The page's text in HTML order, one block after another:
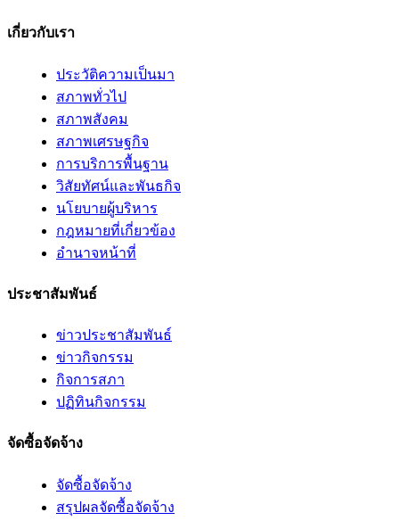
เกี่ยวกับเรา
ประวัติความเป็นมา
สภาพทั่วไป
สภาพสังคม
สภาพเศรษฐกิจ
การบริการพื้นฐาน
วิสัยทัศน์และพันธกิจ
นโยบายผู้บริหาร
กฎหมายที่เกี่ยวข้อง
อํานาจหน้าที่
ประชาสัมพันธ์
ข่าวประชาสัมพันธ์
ข่าวกิจกรรม
กิจการสภา
ปฏิทินกิจกรรม
จัดซื้อจัดจ้าง
จัดซื้อจัดจ้าง
สรุปผลจัดซื้อจัดจ้าง